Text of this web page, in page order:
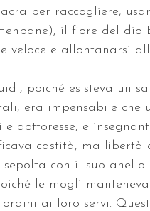
per raccogliere,
il fiore del dio
veloce e allontanarsi
poiché esisteva un
era impensabile che
dottoresse, e
castità, ma libertà
con il suo anello
le mogli
ai loro servi.